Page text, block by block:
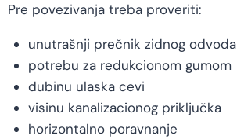
Pre povezivanja treba proveriti:
unutrašnji prečnik zidnog odvoda
potrebu za redukcionom gumom
dubinu ulaska cevi
visinu kanalizacionog priključka
horizontalno poravnanje